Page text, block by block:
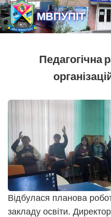
МВПУПІТ
Педагогічна
Відбулася планова
закладу освіти.